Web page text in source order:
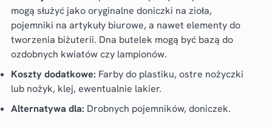
mogą służyć jako oryginalne doniczki na zioła,
pojemniki na artykuły biurowe, a nawet elementy do
tworzenia biżuterii. Dna butelek mogą być bazą do
ozdobnych kwiatów czy lampionów.
Koszty dodatkowe: Farby do plastiku, ostre nożyczki
lub nożyk, klej, ewentualnie lakier.
Alternatywa dla: Drobnych pojemników, doniczek.